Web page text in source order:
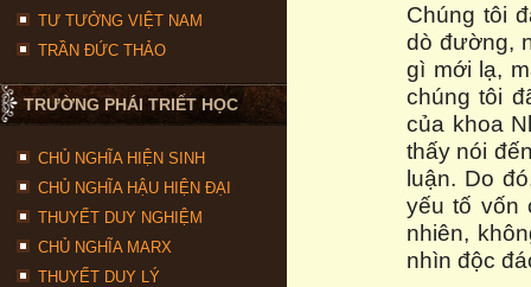
TƯ TƯỞNG VIỆT NAM
TRẦN ĐỨC THẢO
TRƯỜNG PHÁI TRIẾT HỌC
CHỦ NGHĨA HIỆN SINH
CHỦ NGHĨA HẬU HIỆN ĐẠI
THUYẾT DUY NGHIỆM
CHỦ NGHĨA MARX
THUYẾT DUY LÝ
Chúng tôi
dò đường,
gì mới lạ,
chúng tôi
của khoa
thấy nói
luận. Do
yếu tố vốn
nhiên,
nhìn độc